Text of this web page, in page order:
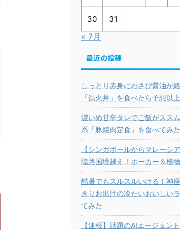
30 31
« 7月
最近の投稿
しっとり赤身にわさび醤油が
「鉄火丼」を食べたら予想以
濃いめ甘辛タレでご飯がスス
系「豚焼肉定食」を食べてみた
【シンガポールからマレーシ
陸路国境越え！ホーカー＆植
酷暑でもスルスルいける！神
きりお出汁の冷たいおいしい
てみた
【速報】話題のAIエージェン